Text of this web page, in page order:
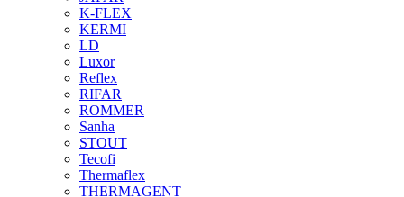
K-FLEX
KERMI
LD
Luxor
Reflex
RIFAR
ROMMER
Sanha
STOUT
Tecofi
Thermaflex
THERMAGENT